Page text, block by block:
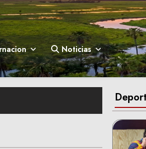
Noticias